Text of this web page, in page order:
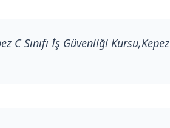
C Sınıfı İş Güvenliği Kursu,Kepez